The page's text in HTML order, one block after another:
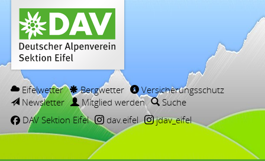
Eifelwetter Bergwetter
Versicherungsschutz
Newsletter
Mitglied werden
Suche
DAV Sektion Eifel
dav.eifel jdav_eifel